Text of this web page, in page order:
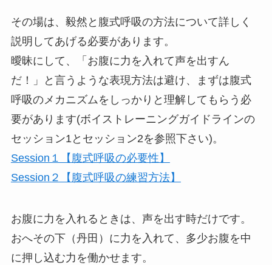
その場は、毅然と腹式呼吸の方法について詳しく
説明してあげる必要があります。
曖昧にして、「お腹に力を入れて声を出すん
だ！」と言うような表現方法は避け、まずは腹式
呼吸のメカニズムをしっかりと理解してもらう必
要があります(ボイストレーニングガイドラインの
セッション1とセッション2を参照下さい)。
Session１【腹式呼吸の必要性】
Session２【腹式呼吸の練習方法】
お腹に力を入れるときは、声を出す時だけです。
おへその下（丹田）に力を入れて、多少お腹を中
に押し込む力を働かせます。